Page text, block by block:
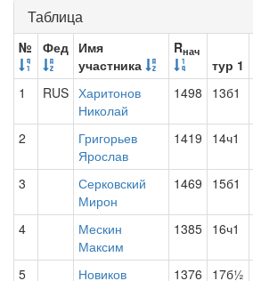
Таблица
№ Фед Имя
участника
Rнач
тур 1
1
RUS Харитонов
Николай
1498 13б1
2
Григорьев
Ярослав
1419 14ч1
3
Серковский
Мирон
1469 15б1
4
Мескин
Максим
1385 16ч1
5
Новиков
1376 17б½